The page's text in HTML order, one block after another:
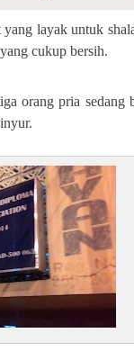
layak untuk
cukup bersih.
orang pria sedang